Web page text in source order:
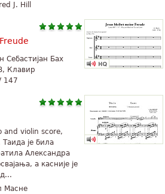
J. Hill
Себастијан Бах
Клавир
147
and violin score,
је била
Александра
а касније је
Масне